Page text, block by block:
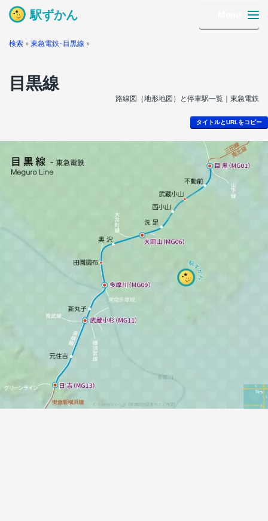
駅ずかん
検索 » 東急電鉄-目黒線 »
目黒線
路線図（地形地図）と停車駅一覧｜東急電鉄
タイトルとURLをコピー